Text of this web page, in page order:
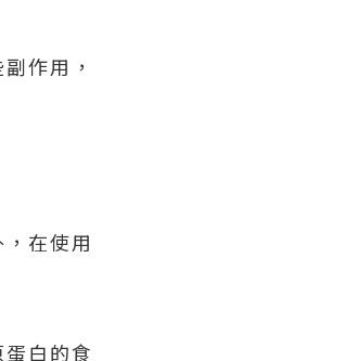
作用，
在使用
白的食